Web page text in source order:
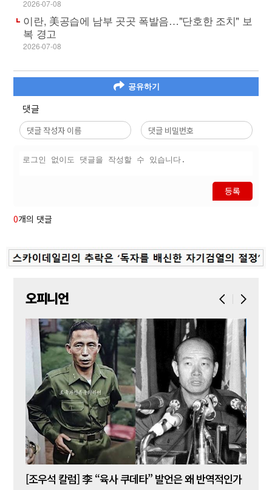
2026-07-08
이란, 美공습에 남부 곳곳 폭발음…"단호한 조치" 보
복 경고
2026-07-08
공유하기
댓글
등록
0개의 댓글
오피니언
[조우석 칼럼] 李 “육사 쿠데타” 발언은 왜 반역적인가